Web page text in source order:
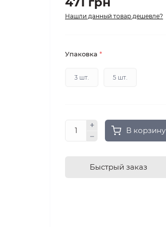
Нашли данный товар дешевле?
Упаковка *
3 шт. 5 шт.
В корзину
Быстрый заказ